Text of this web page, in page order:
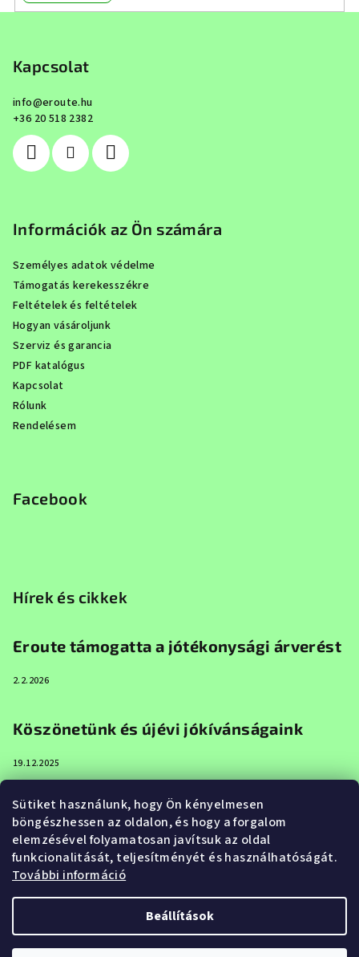
Sütiket használunk, hogy Ön kényelmesen
böngészhessen az oldalon, és hogy a forgalom
elemzésével folyamatosan javítsuk az oldal
funkcionalitását, teljesítményét és használhatóságát.
További információ
Beállítások
Kapcsolat
info@eroute.hu
+36 20 518 2382
Információk az Ön számára
Személyes adatok védelme
Támogatás kerekesszékre
Feltételek és feltételek
Hogyan vásároljunk
Szerviz és garancia
PDF katalógus
Kapcsolat
Rólunk
Rendelésem
Facebook
Hírek és cikkek
Eroute támogatta a jótékonysági árverést
2.2.2026
Köszönetünk és újévi jókívánságaink
19.12.2025
Boldog karácsonyt és boldog új évet az
Eroute-tól
20.12.2024